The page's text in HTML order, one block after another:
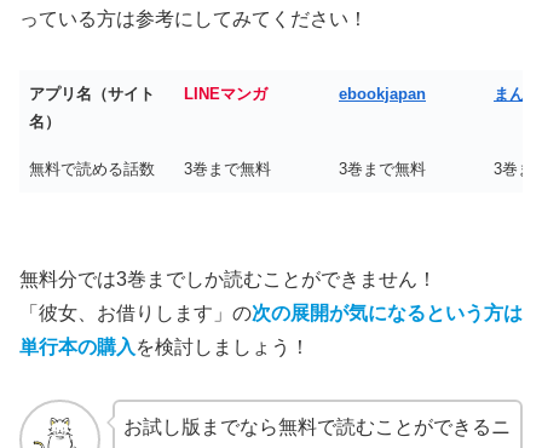
っている方は参考にしてみてください！
アプリ名（サイト
名）
LINEマンガ ebookjapan まん
無料で読める話数 3巻まで無料 3巻まで無料 3巻ま
無料分では3巻までしか読むことができません！
「彼女、お借りします」の次の展開が気になるという方は
単行本の購入 を検討しましょう！
お試し版までなら無料で読むことができるニ